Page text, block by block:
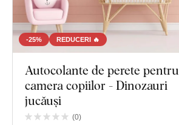
-25% REDUCERI 🔥
Autocolante de perete pentru
camera copiilor - Dinozauri
jucăuși
(0)